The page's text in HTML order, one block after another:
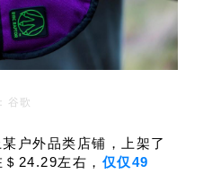
谷歌
户外品类店铺，上架了
24.29左右， 仅仅49